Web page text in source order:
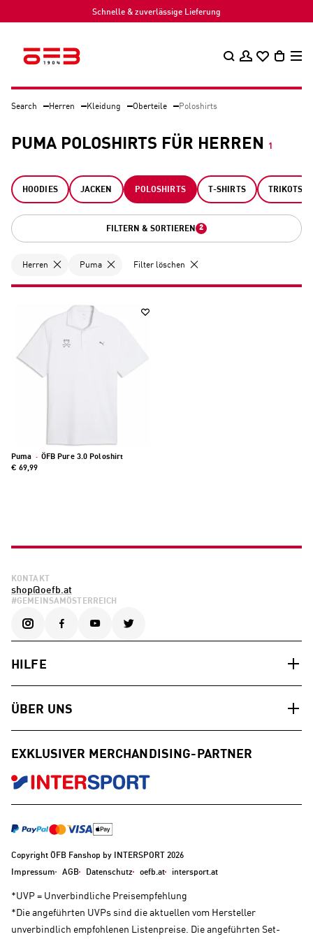
Schnelle & zuverlässige Lieferung
Search Herren Kleidung Oberteile Poloshirts
PUMA POLOSHIRTS FÜR HERREN 1
HOODIES JACKEN POLOSHIRTS T-SHIRTS TRIKOTS
FILTERN & SORTIEREN 2
Herren Puma Filter löschen
Puma · ÖFB Pure 3.0 Poloshirt
€ 69,99
KONTAKT
shop@oefb.at
#GEMEINSAMÖSTERREICH
HILFE
ÜBER UNS
EXKLUSIVER MERCHANDISING-PARTNER
Copyright ÖFB Fanshop by INTERSPORT 2026
Impressum
AGB Datenschutz oefb.at intersport.at
*UVP = Unverbindliche Preisempfehlung
*Die angeführten UVPs sind die aktuellen vom Hersteller
unverbindlich empfohlenen Listenpreise. Die angeführten Set-